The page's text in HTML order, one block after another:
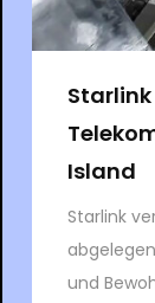
Island
Starlink
und